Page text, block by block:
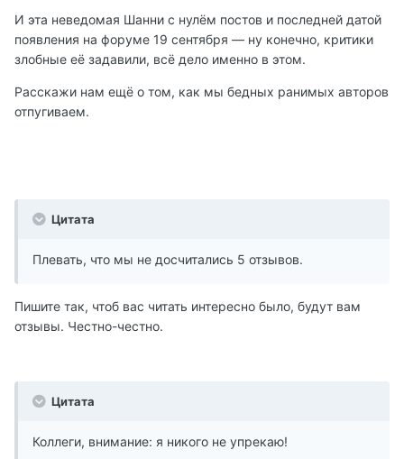
И эта неведомая Шанни с нулём постов и последней датой
появления на форуме 19 сентября — ну конечно, критики
злобные её задавили, всё дело именно в этом.
Расскажи нам ещё о том, как мы бедных ранимых авторов
отпугиваем.
Цитата
Плевать, что мы не досчитались 5 отзывов.
Пишите так, чтоб вас читать интересно было, будут вам
отзывы. Честно-честно.
Цитата
Коллеги, внимание: я никого не упрекаю!